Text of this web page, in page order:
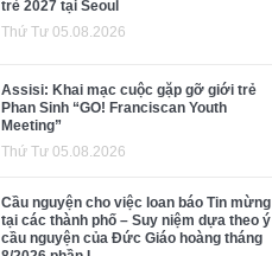
trẻ 2027 tại Seoul
Thứ Tư 05.08.2026
Assisi: Khai mạc cuộc gặp gỡ giới trẻ
Phan Sinh “GO! Franciscan Youth
Meeting”
Thứ Tư 05.08.2026
Cầu nguyện cho việc loan báo Tin mừng
tại các thành phố – Suy niệm dựa theo ý
cầu nguyện của Đức Giáo hoàng tháng